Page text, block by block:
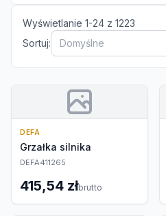
Wyświetlanie 1-24 z 1223
Sortuj:
Domyślne
DEFA
Grzałka silnika
DEFA411265
415,54 złbrutto